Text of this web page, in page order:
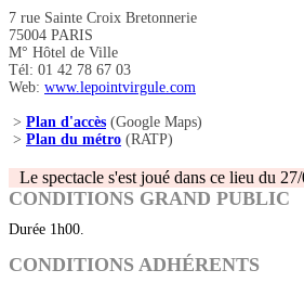
7 rue Sainte Croix Bretonnerie
75004 PARIS
M° Hôtel de Ville
Tél: 01 42 78 67 03
Web: www.lepointvirgule.com
> Plan d'accès (Google Maps)
> Plan du métro (RATP)
Le spectacle s'est joué dans ce lieu du
CONDITIONS GRAND PUBLIC
Durée 1h00.
CONDITIONS ADHÉRENTS